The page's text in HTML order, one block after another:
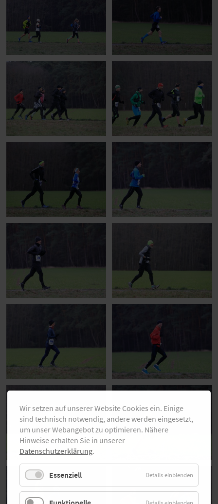
Wir setzen auf unserer Website Cookies ein. Einige
sind technisch notwendig, andere werden eingesetzt,
um unser Webangebot zu optimieren. Nähere
Hinweise erhalten Sie in unserer
Datenschutzerklärung.
Essenziell Details einblenden